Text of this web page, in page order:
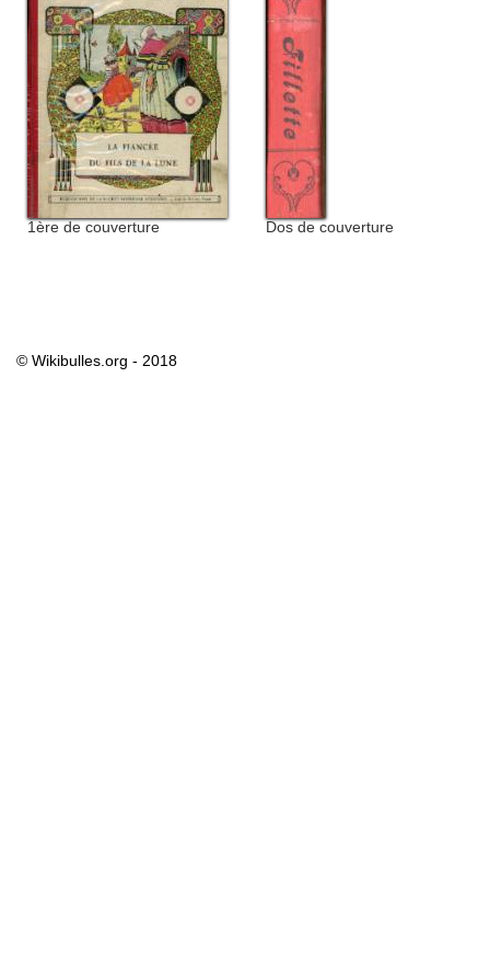
1ère de couverture Dos de couverture
© Wikibulles.org - 2018